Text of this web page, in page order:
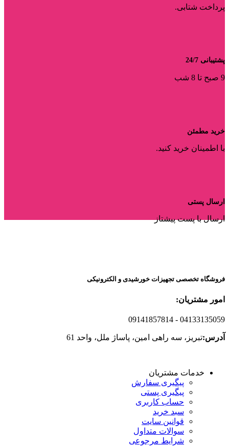
پرداخت شتابی.
پشتیبانی 24/7
9 صبح تا 8 شب
خرید مطمئن
با اطمینان خرید کنید.
ارسال پستی
ارسال با پست پیشتاز
فروشگاه تخصصی تجهیزات خورشیدی و الکترونیکی
امور مشتریان:
- 04133135059
09141857814
آدرس:تبریز، سه راهی امین، پاساژ ملل، واحد 61
خدمات مشتریان
پیگیری سفارش
پیگیری پستی
حساب کاربری
سبد خرید
قوانین سایت
سوالات متداول
شرایط مرجوعی